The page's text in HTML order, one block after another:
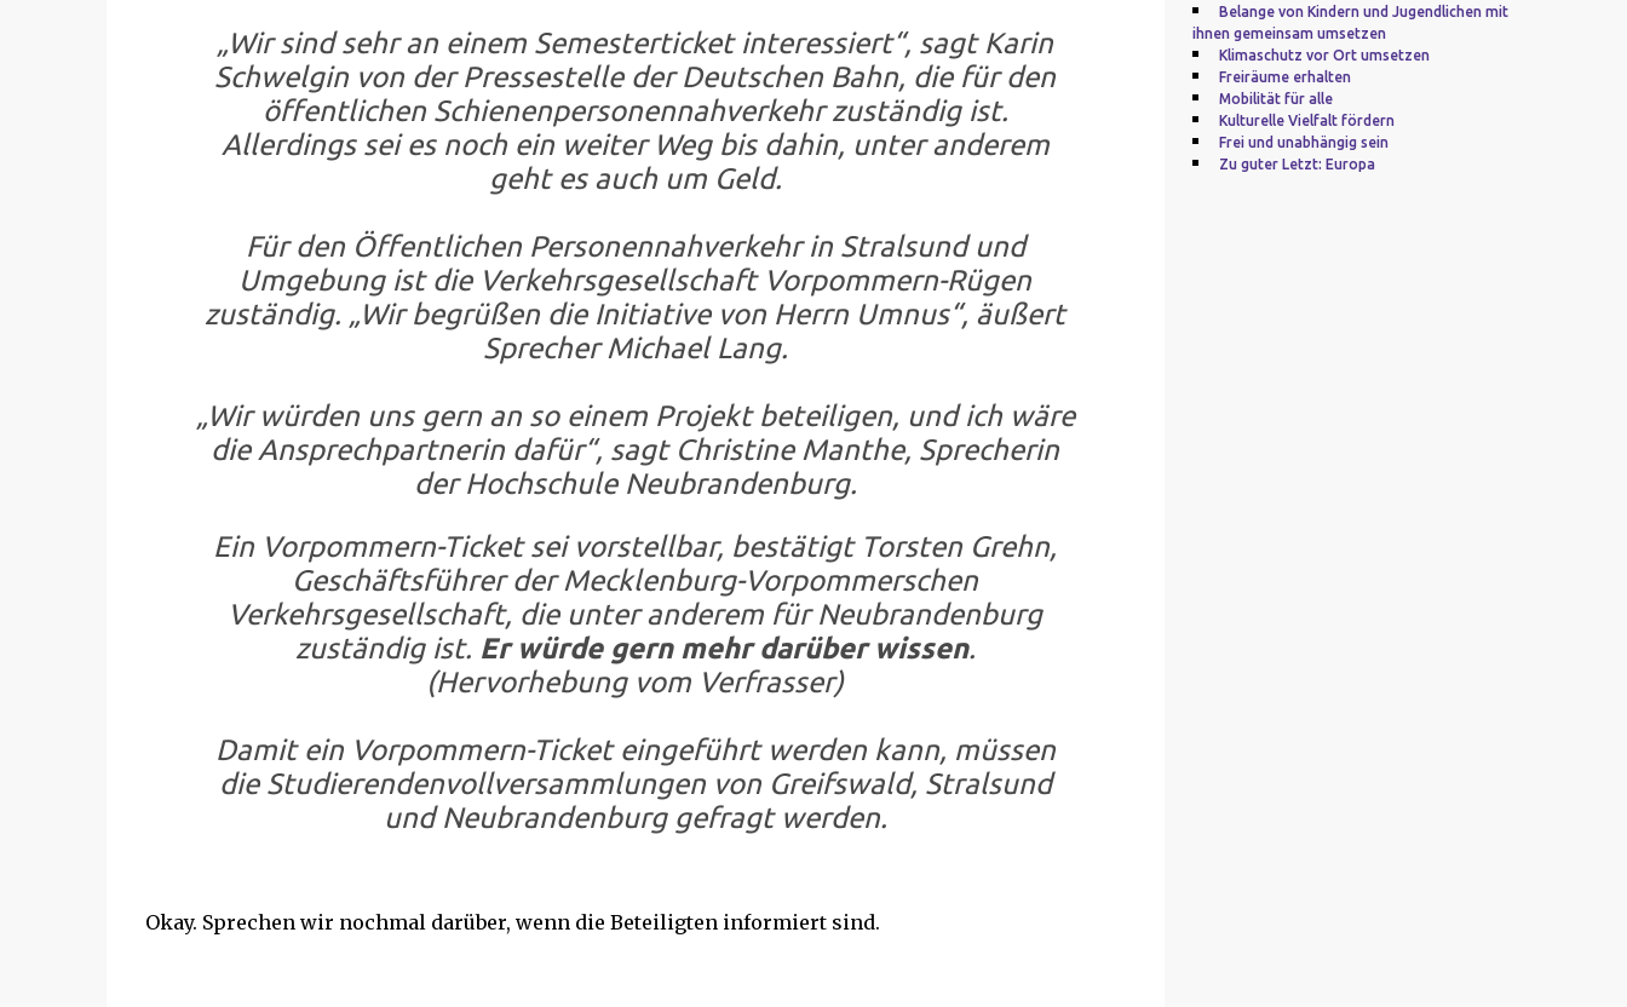
„Wir sind sehr an einem Semesterticket interessiert“, sagt Karin
Schwelgin von der Pressestelle der Deutschen Bahn, die für den
öffentlichen Schienenpersonennahverkehr zuständig ist.
Allerdings sei es noch ein weiter Weg bis dahin, unter anderem
geht es auch um Geld.
Für den Öffentlichen Personennahverkehr in Stralsund und
Umgebung ist die Verkehrsgesellschaft Vorpommern-Rügen
zuständig. „Wir begrüßen die Initiative von Herrn Umnus“, äußert
Sprecher Michael Lang.
„Wir würden uns gern an so einem Projekt beteiligen, und ich wäre
die Ansprechpartnerin dafür“, sagt Christine Manthe, Sprecherin
der Hochschule Neubrandenburg.
Ein Vorpommern-Ticket sei vorstellbar, bestätigt Torsten Grehn,
Geschäftsführer der Mecklenburg-Vorpommerschen
Verkehrsgesellschaft, die unter anderem für Neubrandenburg
zuständig ist. Er würde gern mehr darüber wissen.
(Hervorhebung vom Verfrasser)
Damit ein Vorpommern-Ticket eingeführt werden kann, müssen
die Studierendenvollversammlungen von Greifswald, Stralsund
und Neubrandenburg gefragt werden.
Okay. Sprechen wir nochmal darüber, wenn die Beteiligten informiert sind.
Belange von Kindern und Jugendlichen mit
ihnen gemeinsam umsetzen
Klimaschutz vor Ort umsetzen
Freiräume erhalten
Mobilität für alle
Kulturelle Vielfalt fördern
Frei und unabhängig sein
Zu guter Letzt: Europa